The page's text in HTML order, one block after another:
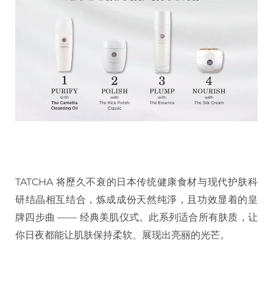
TATCHA 将歷久不衰的日本传统健康食材与现代护肤科
研结晶相互结合，炼成成份天然纯淨，且功效显着的皇
牌四步曲 —— 经典美肌仪式。此系列适合所有肤质，让
你日夜都能让肌肤保持柔软、展现出亮丽的光芒。